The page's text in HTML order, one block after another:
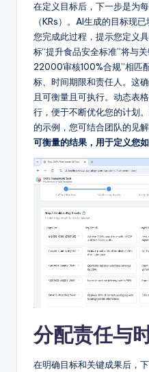
在定义目标后，下一步是为
（KRs）。AI生成的目标现
您完成此过程，提示您定义
标“提升食品安全标准”将与
22000审核100%合规”相匹
标、时间期限和责任人。这
且可衡量且可执行。动态表
行，便于不断优化您的计划
的示例，您可结合团队的见解
可衡量的结果，用于定义您如
分配责任与
在明确目标和关键成果后，